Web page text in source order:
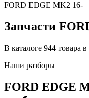
FORD EDGE MK2 16-
Запчасти
В каталоге 944 товара в
Наши разборы
FORD EDGE